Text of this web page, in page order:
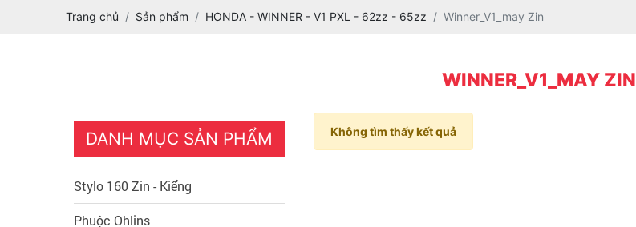
Trang chủ Sản phẩm HONDA - WINNER - V1 PXL - 62zz - 65zz Winner_V1_may Zin
WINNER_V1_MAY ZIN
DANH MỤC SẢN PHẨM
Stylo 160 Zin - Kiểng
Phuộc Ohlins
Không tìm thấy kết quả